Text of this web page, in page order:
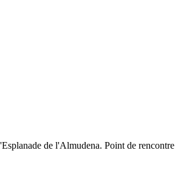
de l'Almudena. Point de rencontre